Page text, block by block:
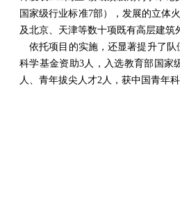
国家级行业标准7部），发展的立体
及北京、天津等数十项既有高层建
依托项目的实施，还显著提升了队
科学基金资助3人，入选教育部国家
人、青年拔尖人才2人，获中国青年